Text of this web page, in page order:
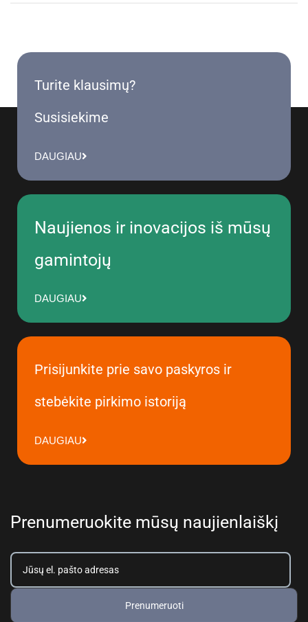
Turite klausimų?
Susisiekime
DAUGIAU
Naujienos ir inovacijos iš mūsų
gamintojų
DAUGIAU
Prisijunkite prie savo paskyros ir
stebėkite pirkimo istoriją
DAUGIAU
Prenumeruokite mūsų naujienlaiškį
Prenumeruoti